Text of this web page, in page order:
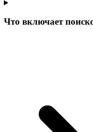
Что включает